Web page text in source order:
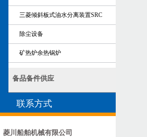
三菱倾斜板式油水分离装置SRC
除尘设备
矿热炉余热锅炉
备品备件供应
联系方式
菱川船舶机械有限公司